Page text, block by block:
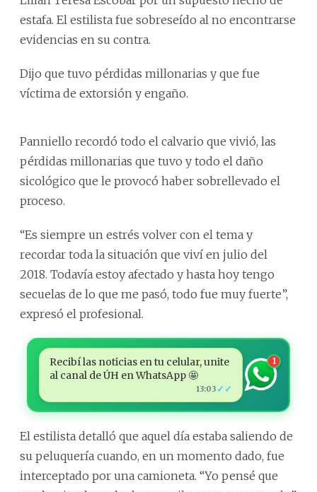
estafa. El estilista fue sobreseído al no encontrarse
evidencias en su contra.
Dijo que tuvo pérdidas millonarias y que fue
víctima de extorsión y engaño.
Panniello recordó todo el calvario que vivió, las
pérdidas millonarias que tuvo y todo el daño
sicológico que le provocó haber sobrellevado el
proceso.
“Es siempre un estrés volver con el tema y
recordar toda la situación que viví en julio del
2018. Todavía estoy afectado y hasta hoy tengo
secuelas de lo que me pasó, todo fue muy fuerte”,
expresó el profesional.
Recibí las noticias en tu celular, unite
al canal de ÚH en WhatsApp 🤩
13:03 ✓✓
1
El estilista detalló que aquel día estaba saliendo de
su peluquería cuando, en un momento dado, fue
interceptado por una camioneta. “Yo pensé que